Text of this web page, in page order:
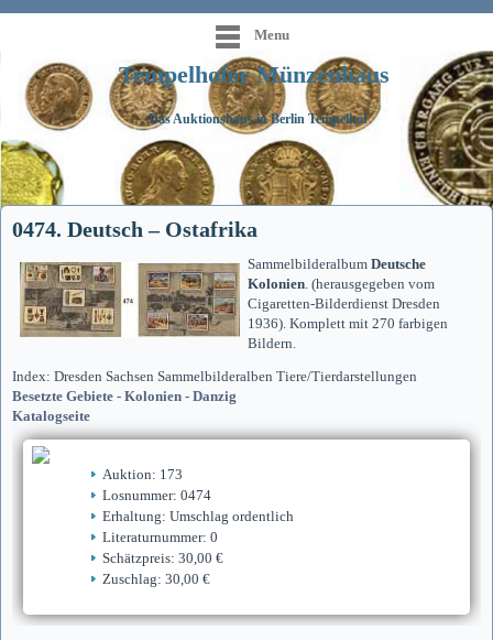
Menu
Tempelhofer Münzenhaus
Das Auktionshaus in Berlin Tempelhof
0474. Deutsch – Ostafrika
Sammelbilderalbum Deutsche
Kolonien. (herausgegeben vom
Cigaretten-Bilderdienst Dresden
1936). Komplett mit 270 farbigen
Bildern.
Index: Dresden Sachsen Sammelbilderalben Tiere/Tierdarstellungen
Besetzte Gebiete - Kolonien - Danzig
Katalogseite
Auktion: 173
Losnummer: 0474
Erhaltung: Umschlag ordentlich
Literaturnummer: 0
Schätzpreis: 30,00 €
Zuschlag: 30,00 €